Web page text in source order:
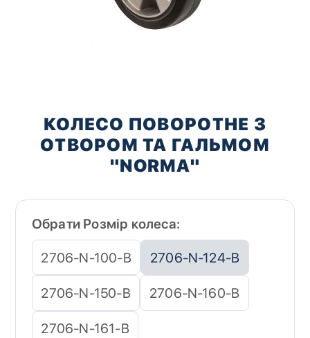
початку
галереї
КОЛЕСО ПОВОРОТНЕ З
ОТВОРОМ ТА ГАЛЬМОМ
"NORMA"
Обрати Розмір колеса:
2706-N-100-B 2706-N-124-B
2706-N-150-B 2706-N-160-B
2706-N-161-B